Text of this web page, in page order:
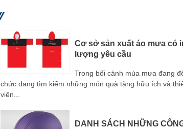
Cơ sở sản xuất áo mưa có
lượng yêu cầu
Trong bối cảnh mùa mưa đang
chức đang tìm kiếm những món quà tặng hữu ích và
viên...
DANH SÁCH NHỮNG